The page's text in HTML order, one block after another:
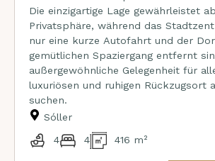
Die einzigartige Lage gewährleistet
Privatsphäre, während das
nur eine kurze Autofahrt und der
gemütlichen Spaziergang entfernt
außergewöhnliche Gelegenheit für
luxuriösen und ruhigen Rückzugsort
suchen.
Sóller
4 4 416 m²